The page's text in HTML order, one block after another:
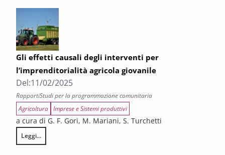
Gli effetti causali degli interventi per
l’imprenditorialità agricola giovanile
Del:11/02/2025
RapportiStudi per la programmazione comunitaria
Agricoltura Imprese e Sistemi produttivi
a cura di G. F. Gori, M. Mariani, S. Turchetti
Leggi...
Gli effetti causali degli interventi per l’imprenditorialità agricola